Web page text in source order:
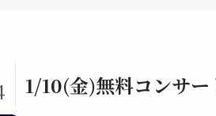
1/10(金)無料コンサ